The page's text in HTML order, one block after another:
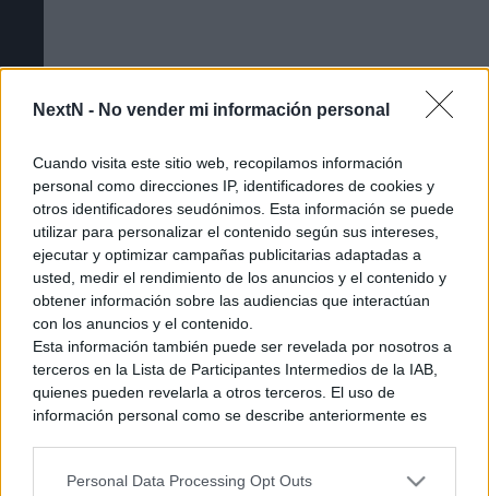
NextN - No vender mi información personal
Cuando visita este sitio web, recopilamos información
personal como direcciones IP, identificadores de cookies y
otros identificadores seudónimos. Esta información se puede
utilizar para personalizar el contenido según sus intereses,
ejecutar y optimizar campañas publicitarias adaptadas a
usted, medir el rendimiento de los anuncios y el contenido y
obtener información sobre las audiencias que interactúan
con los anuncios y el contenido.
Esta información también puede ser revelada por nosotros a
terceros en la Lista de Participantes Intermedios de la IAB,
quienes pueden revelarla a otros terceros. El uso de
información personal como se describe anteriormente es
generamos contenido relevante para nuestra audiencia.
Personal Data Processing Opt Outs
Cómo acceder a la beta cerrada de The
Duskbloods [Tutorial]